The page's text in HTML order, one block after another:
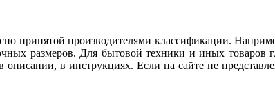
принятой производителями классификации.
размеров. Для бытовой техники и иных
описании, в инструкциях. Если на сайте не